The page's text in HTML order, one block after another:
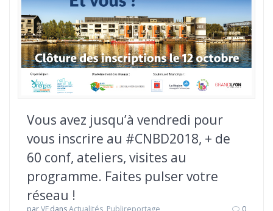
Vous avez jusqu’à vendredi pour
vous inscrire au #CNBD2018, + de
60 conf, ateliers, visites au
programme. Faites pulser votre
réseau !
parVEdansActualités, Publireportage
0